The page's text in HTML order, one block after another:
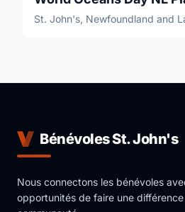
St. John's, Newfoundland and
Bénévoles St. John's
Nous connectons les bénévoles
opportunités de faire une